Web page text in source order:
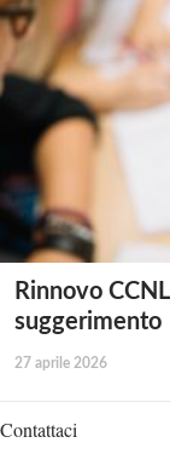
Rinnovo
suggerimento
27 aprile 2026
Contattaci